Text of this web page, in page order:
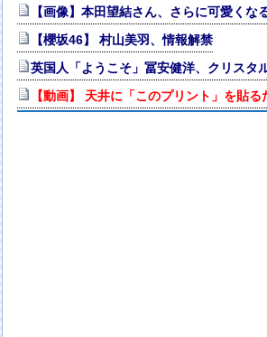
【画像】本田望結さん、さらに可愛くな
【櫻坂46】 村山美羽、情報解禁
英国人「ようこそ」冨安健洋、クリスタ
【動画】 天井に「このプリント」を貼